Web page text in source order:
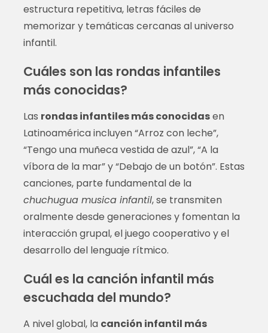
estructura repetitiva, letras fáciles de
memorizar y temáticas cercanas al universo
infantil.
Cuáles son las rondas infantiles
más conocidas?
Las rondas infantiles más conocidasen
Latinoamérica incluyen “Arroz con leche”,
“Tengo una muñeca vestida de azul”, “A la
víbora de la mar” y “Debajo de un botón”. Estas
canciones, parte fundamental de la
chuchugua musica infantil, se transmiten
oralmente desde generaciones y fomentan la
interacción grupal, el juego cooperativo y el
desarrollo del lenguaje rítmico.
Cuál es la canción infantil más
escuchada del mundo?
A nivel global, la canción infantil más